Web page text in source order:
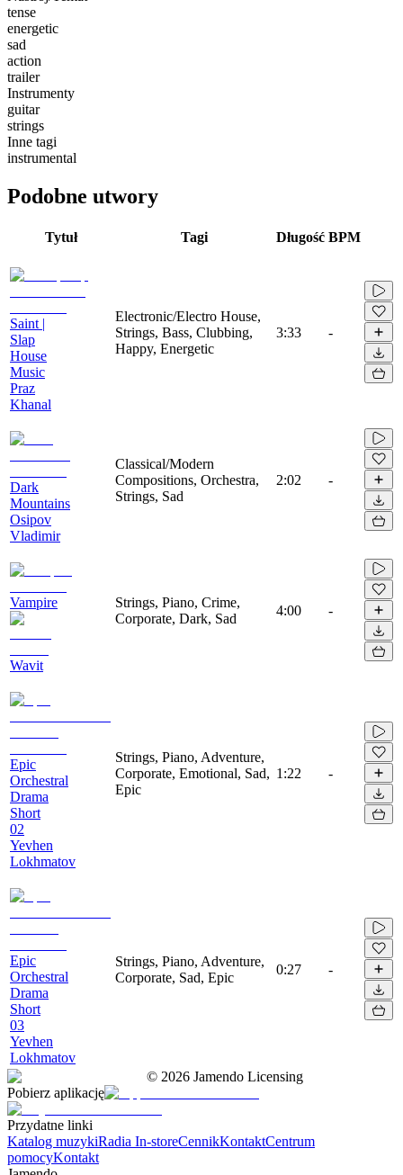
tense
energetic
sad
action
trailer
Instrumenty
guitar
strings
Inne tagi
instrumental
Podobne utwory
Tytuł Tagi Długość BPM
Saint |
Slap
House
Music
Praz
Khanal
Electronic/Electro House,
Strings, Bass, Clubbing,
Happy, Energetic
3:33 -
Dark
Mountains
Osipov
Vladimir
Classical/Modern
Compositions, Orchestra,
Strings, Sad
2:02 -
Vampire
Wavit
Strings, Piano, Crime,
Corporate, Dark, Sad
4:00 -
Epic
Orchestral
Drama
Short
02
Yevhen
Lokhmatov
Strings, Piano, Adventure,
Corporate, Emotional, Sad,
Epic
1:22 -
Epic
Orchestral
Drama
Short
03
Yevhen
Lokhmatov
Strings, Piano, Adventure,
Corporate, Sad, Epic
0:27 -
© 2026 Jamendo Licensing
Pobierz aplikację
Przydatne linki
Katalog muzykiRadia In-storeCennikKontaktCentrum
pomocyKontakt